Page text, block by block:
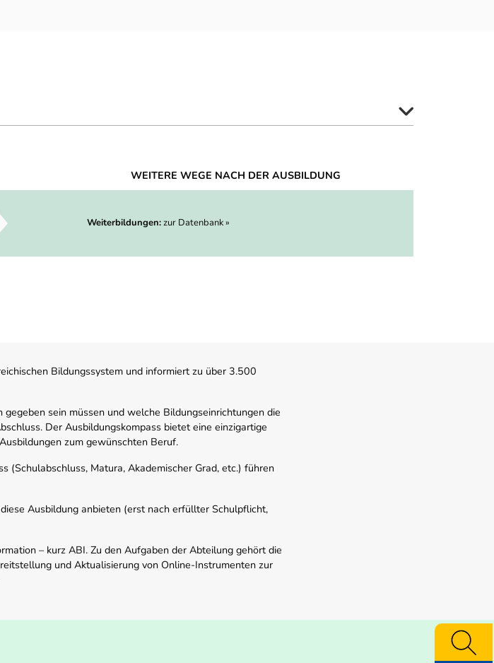
WEITERE WEGE NACH DER AUSBILDUNG
Weiterbildungen:zur Datenbank »
Bildungssystem und informiert zu über 3.500
sein müssen und welche Bildungseinrichtungen die
Der Ausbildungskompass bietet eine einzigartige
zum gewünschten Beruf.
(Schulabschluss, Matura, Akademischer Grad, etc.) führen
Ausbildung anbieten (erst nach erfüllter Schulpflicht,
– kurz ABI. Zu den Aufgaben der Abteilung gehört die
und Aktualisierung von Online-Instrumenten zur